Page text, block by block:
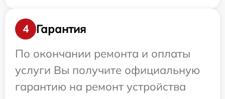
4
Гарантия
По окончании ремонта и оплаты
услуги Вы получите официальную
гарантию на ремонт устройства